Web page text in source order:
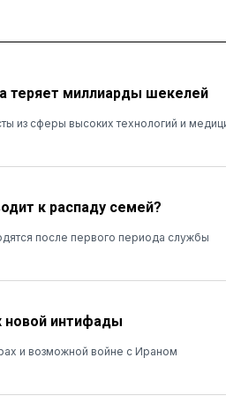
теряет миллиарды шекелей
из сферы высоких технологий и
к распаду семей?
после первого периода службы
новой интифады
и возможной войне с Ираном